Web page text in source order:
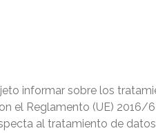
informar sobre los
el Reglamento (UE)
al tratamiento de